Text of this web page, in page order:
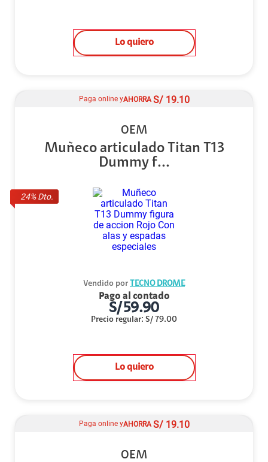
Lo quiero
24% Dto.
Paga online yAHORRA S/ 19.10
OEM
Muñeco articulado Titan T13
Dummy f...
Vendido por TECNO DROME
Pago al contado
S/59.90
Precio regular: S/ 79.00
Lo quiero
Paga online yAHORRA S/ 19.10
OEM